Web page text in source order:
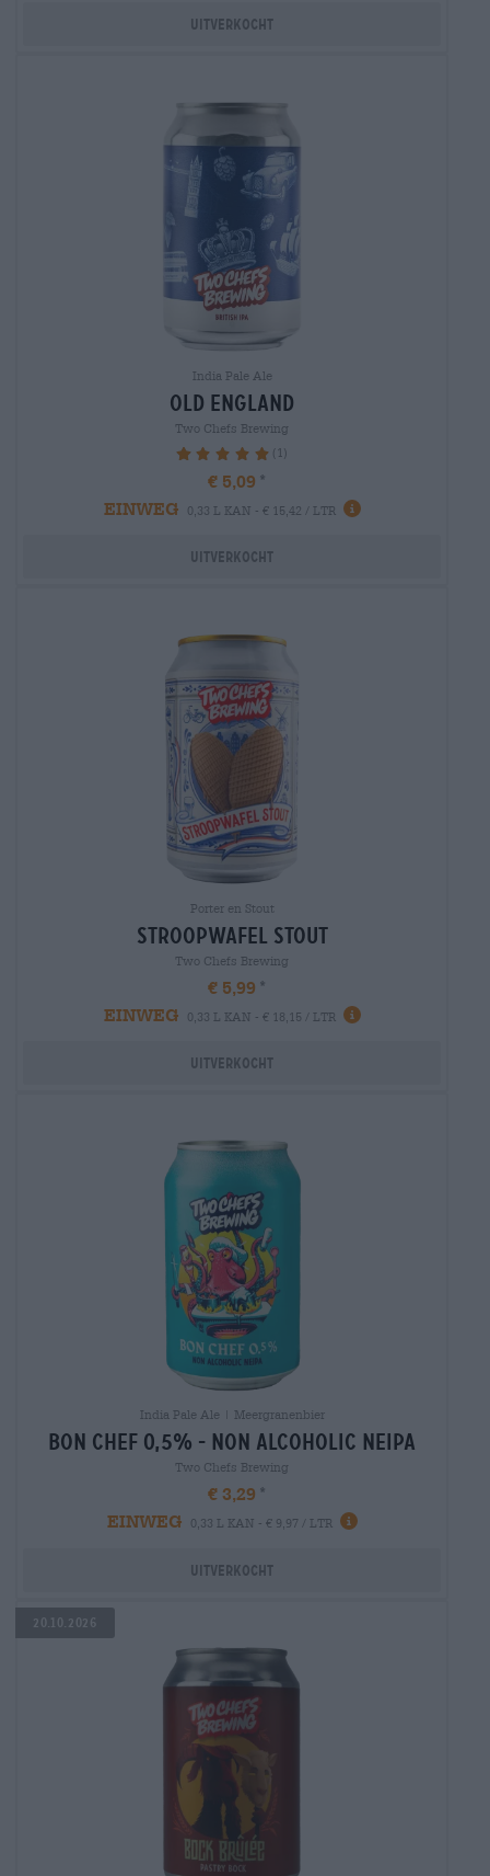
Uitverkocht
India Pale Ale
old england
Two Chefs Brewing
100% (1)
€ 5,09
EINWEG
0,33 L KAN - € 15,42 / LTR
Uitverkocht
Porter en Stout
stroopwafel stout
Two Chefs Brewing
€ 5,99
EINWEG
0,33 L KAN - € 18,15 / LTR
Uitverkocht
India Pale Ale | Meergranenbier
bon chef 0,5% - non alcoholic neipa
Two Chefs Brewing
€ 3,29
EINWEG
0,33 L KAN - € 9,97 / LTR
Uitverkocht
20.10.2026